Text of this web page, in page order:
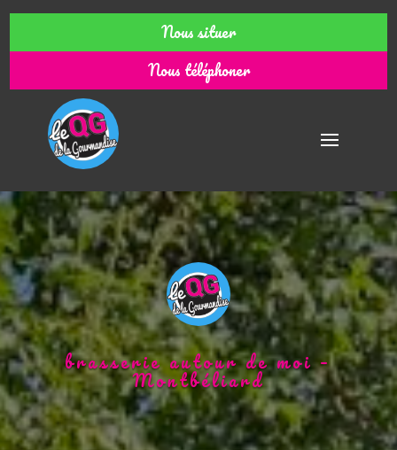
Nous situer
Nous téléphoner
brasserie autour de moi –
Montbéliard